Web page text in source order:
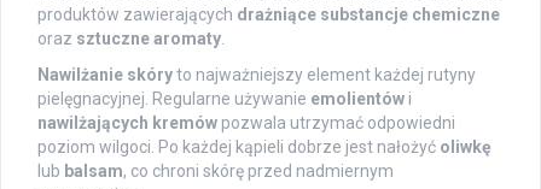
produktów zawierających drażniące substancje chemiczne
oraz sztuczne aromaty.
Nawilżanie skóryto najważniejszy element każdej rutyny
pielęgnacyjnej. Regularne używanie emolientów i
nawilżających kremów pozwala utrzymać odpowiedni
poziom wilgoci. Po każdej kąpieli dobrze jest nałożyć oliwkę
lub balsam, co chroni skórę przed nadmiernym